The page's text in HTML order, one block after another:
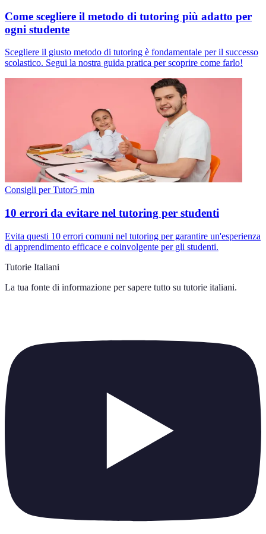
Come scegliere il metodo di tutoring più adatto per
ogni studente
Scegliere il giusto metodo di tutoring è fondamentale per il successo
scolastico. Segui la nostra guida pratica per scoprire come farlo!
Consigli per Tutor5 min
10 errori da evitare nel tutoring per studenti
Evita questi 10 errori comuni nel tutoring per garantire un'esperienza
di apprendimento efficace e coinvolgente per gli studenti.
Tutorie Italiani
La tua fonte di informazione per sapere tutto su tutorie italiani.